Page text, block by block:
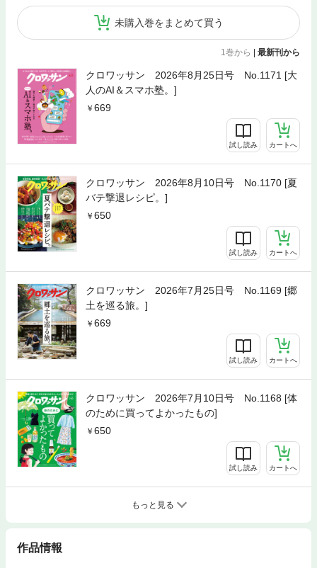
未購入巻をまとめて買う
1巻から 最新刊から
クロワッサン 2026年8月25日号 No.1171 [大
人のAI＆スマホ塾。]
669
試し読み カートへ
クロワッサン 2026年8月10日号 No.1170 [夏
バテ撃退レシピ。]
650
試し読み カートへ
クロワッサン 2026年7月25日号 No.1169 [郷
土を巡る旅。]
669
試し読み カートへ
クロワッサン 2026年7月10日号 No.1168 [体
のために買ってよかったもの]
650
試し読み カートへ
もっと見る
作品情報